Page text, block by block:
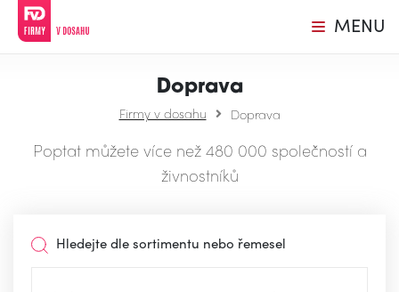
MENU
Doprava
Firmy v dosahu Doprava
Poptat můžete více než 480 000 společností a
živnostníků
Hledejte dle sortimentu nebo řemesel